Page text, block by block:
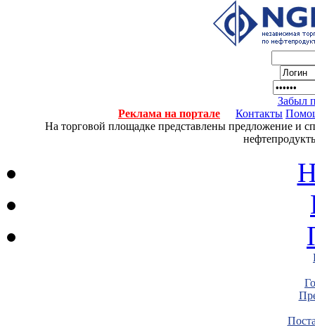
Забыл
Реклама на портале
Контакты
На торговой площадке представлены предложение и